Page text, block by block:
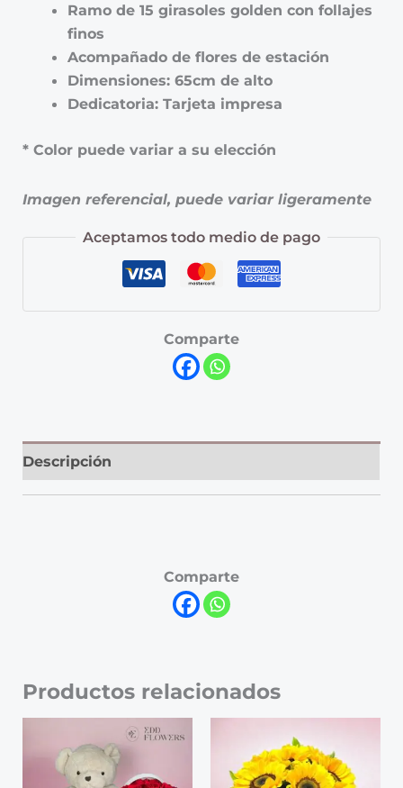
Ramo de 15 girasoles golden con follajes
finos
Acompañado de flores de estación
Dimensiones: 65cm de alto
Dedicatoria: Tarjeta impresa
* Color puede variar a su elección
Imagen referencial, puede variar ligeramente
Aceptamos todo medio de pago
Comparte
Descripción
Comparte
Productos relacionados